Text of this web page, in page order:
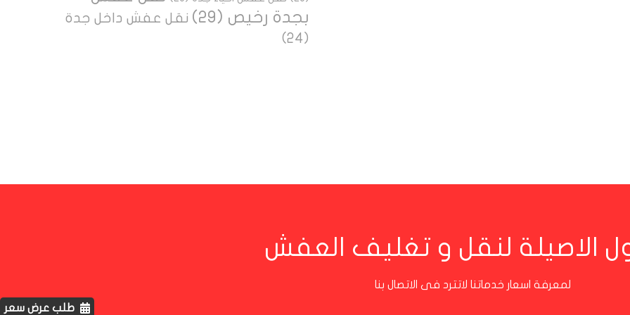
بجدة رخيص (29)
نقل عفش داخل جدة
(24)
الاصيلة لنقل و تغليف العفش
لمعرفة اسعار خدماتنا لاتترد فى الاتصال بنا
طلب عرض سعر